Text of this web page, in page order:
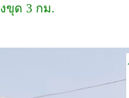
ขุด 3 กม.